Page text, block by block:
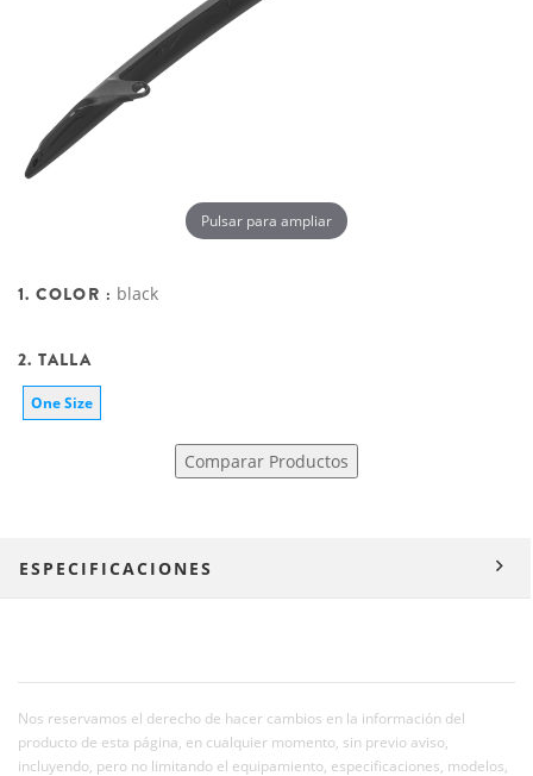
Pulsar para ampliar
1. COLOR : black
2. TALLA
One Size
Comparar Productos
ESPECIFICACIONES
Nos reservamos el derecho de hacer cambios en la información del
producto de esta página, en cualquier momento, sin previo aviso,
incluyendo, pero no limitando el equipamiento, especificaciones, modelos,